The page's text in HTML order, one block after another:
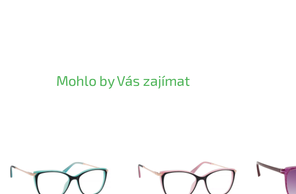
Mohlo by Vás zajímat